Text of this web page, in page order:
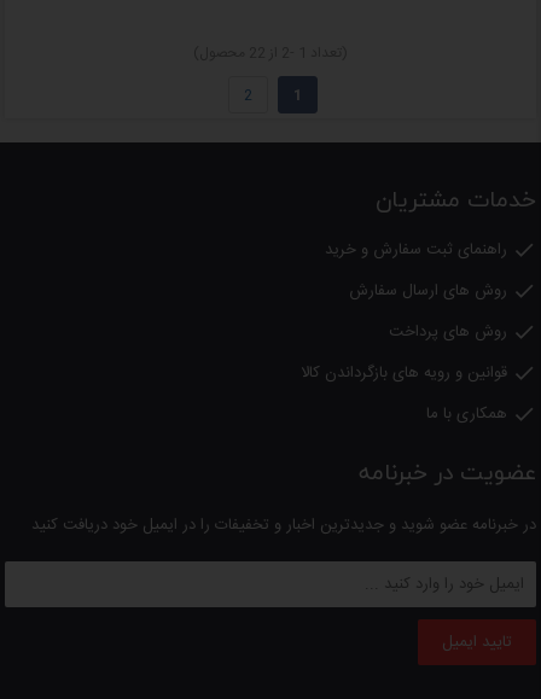
1
2
خدمات مشتریان
 راهنمای ثبت سفارش و خرید
 روش های ارسال سفارش
 روش های پرداخت
 قوانین و رویه های بازگرداندن کالا
 همکاری با ما
عضویت در خبرنامه
در خبرنامه عضو شوید و جدیدترین اخبار و تخفیفات را در ایمیل خود دریافت کنید
تایید ایمیل